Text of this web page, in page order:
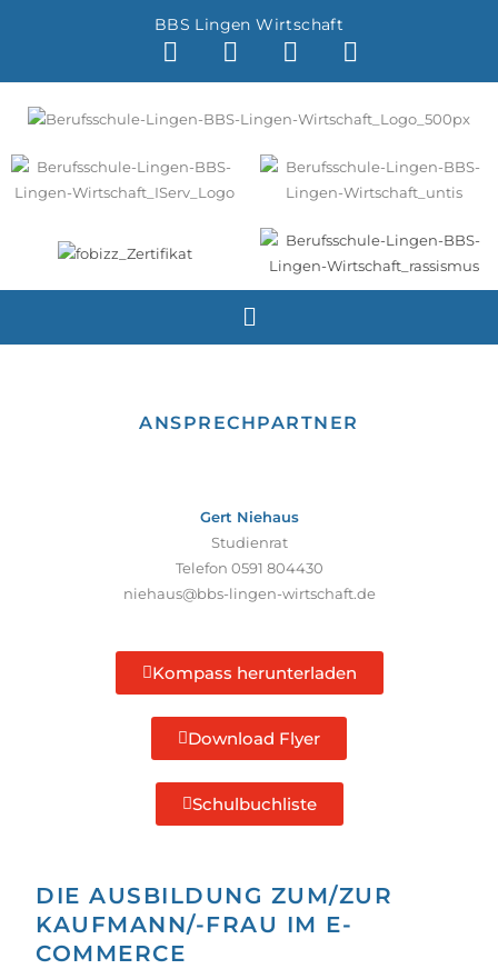
BBS Lingen Wirtschaft
ANSPRECHPARTNER
Gert Niehaus
Studienrat
Telefon 0591 804430
niehaus@bbs-lingen-wirtschaft.de
Kompass herunterladen
Download Flyer
Schulbuchliste
DIE AUSBILDUNG ZUM/ZUR
KAUFMANN/-FRAU IM E-
COMMERCE